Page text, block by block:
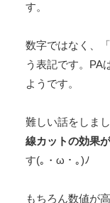
す。
数字ではなく、
う表記です。PA
ようです。
難しい話をしま
線カットの効果
す(｡・ω・｡)ﾉ
もちろん数値が